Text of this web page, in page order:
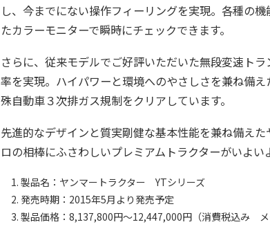
し、今までにない操作フィーリングを実現。各種の
たカラーモニターで瞬時にチェックできます。
さらに、従来モデルでご好評いただいた無段変速ト
率を実現。ハイパワーと環境へのやさしさを兼ね備
殊自動車３次排ガス規制をクリアしています。
先進的なデザインと質実剛健な基本性能を兼ね備え
ロの相棒にふさわしいプレミアムトラクターがいよい
製品名：ヤンマートラクター YTシリーズ
発売時期：2015年5月より発売予定
製品価格：8,137,800円～12,447,000円（消費税込み メ